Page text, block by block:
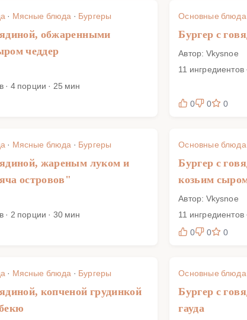
· Мясные блюда · Бургеры
обжаренными
чеддер
· 4 порции · 25 мин
Основные блюда
Бургер с
Автор: Vkysnoe
11
0 0 0
· Мясные блюда · Бургеры
жареным луком и
островов"
· 2 порции · 30 мин
Основные блюда
Бургер с
козьим
Автор: Vkysnoe
11
0
0 0
· Мясные блюда · Бургеры
копченой грудинкой
Основные блюда
Бургер с
гауда